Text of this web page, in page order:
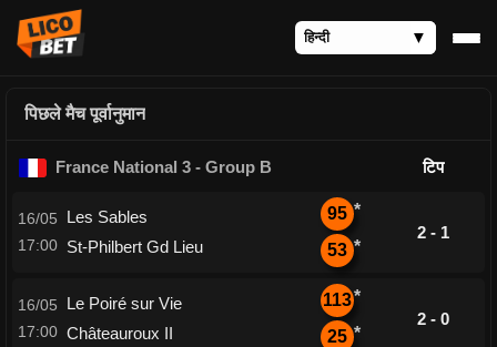
पिछले मैच पूर्वानुमान
France National 3 - Group B टिप
16/05
17:00
Les Sables
St-Philbert Gd Lieu
95 *
53 *
2 - 1
16/05
17:00
Le Poiré sur Vie
Châteauroux II
113*
25 *
2 - 0